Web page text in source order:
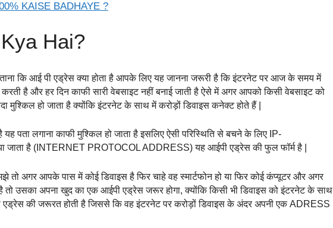
KAISE BADHAYE ?
Hai?
कि आई पी एड्रेस क्या होता है आपके लिए यह जानना जरूरी है कि इंटरनेट पर आज के समय में
है और हर दिन काफी सारी वेबसाइट नहीं बनाई जाती है ऐसे में अगर आपको किसी वेबसाइट को
मुश्किल हो जाता है क्योंकि इंटरनेट के साथ में करोड़ों डिवाइस कनेक्ट होते हैं |
पता लगाना काफी मुश्किल हो जाता है इसलिए ऐसी परिस्थिति से बचने के लिए IP-
जाता है (INTERNET PROTOCOL ADDRESS) यह आईपी एड्रेस की फुल फॉर्म है |
अगर आपके पास में कोई डिवाइस है फिर चाहे वह स्मार्टफोन हो या फिर कोई कंप्यूटर और अगर
उसका अपना खुद का एक आईपी एड्रेस जरूर होगा, क्योंकि किसी भी डिवाइस को इंटरनेट के साथ
की जरूरत होती है जिससे कि वह इंटरनेट पर करोड़ों डिवाइस के अंदर अपनी एक ADRESS